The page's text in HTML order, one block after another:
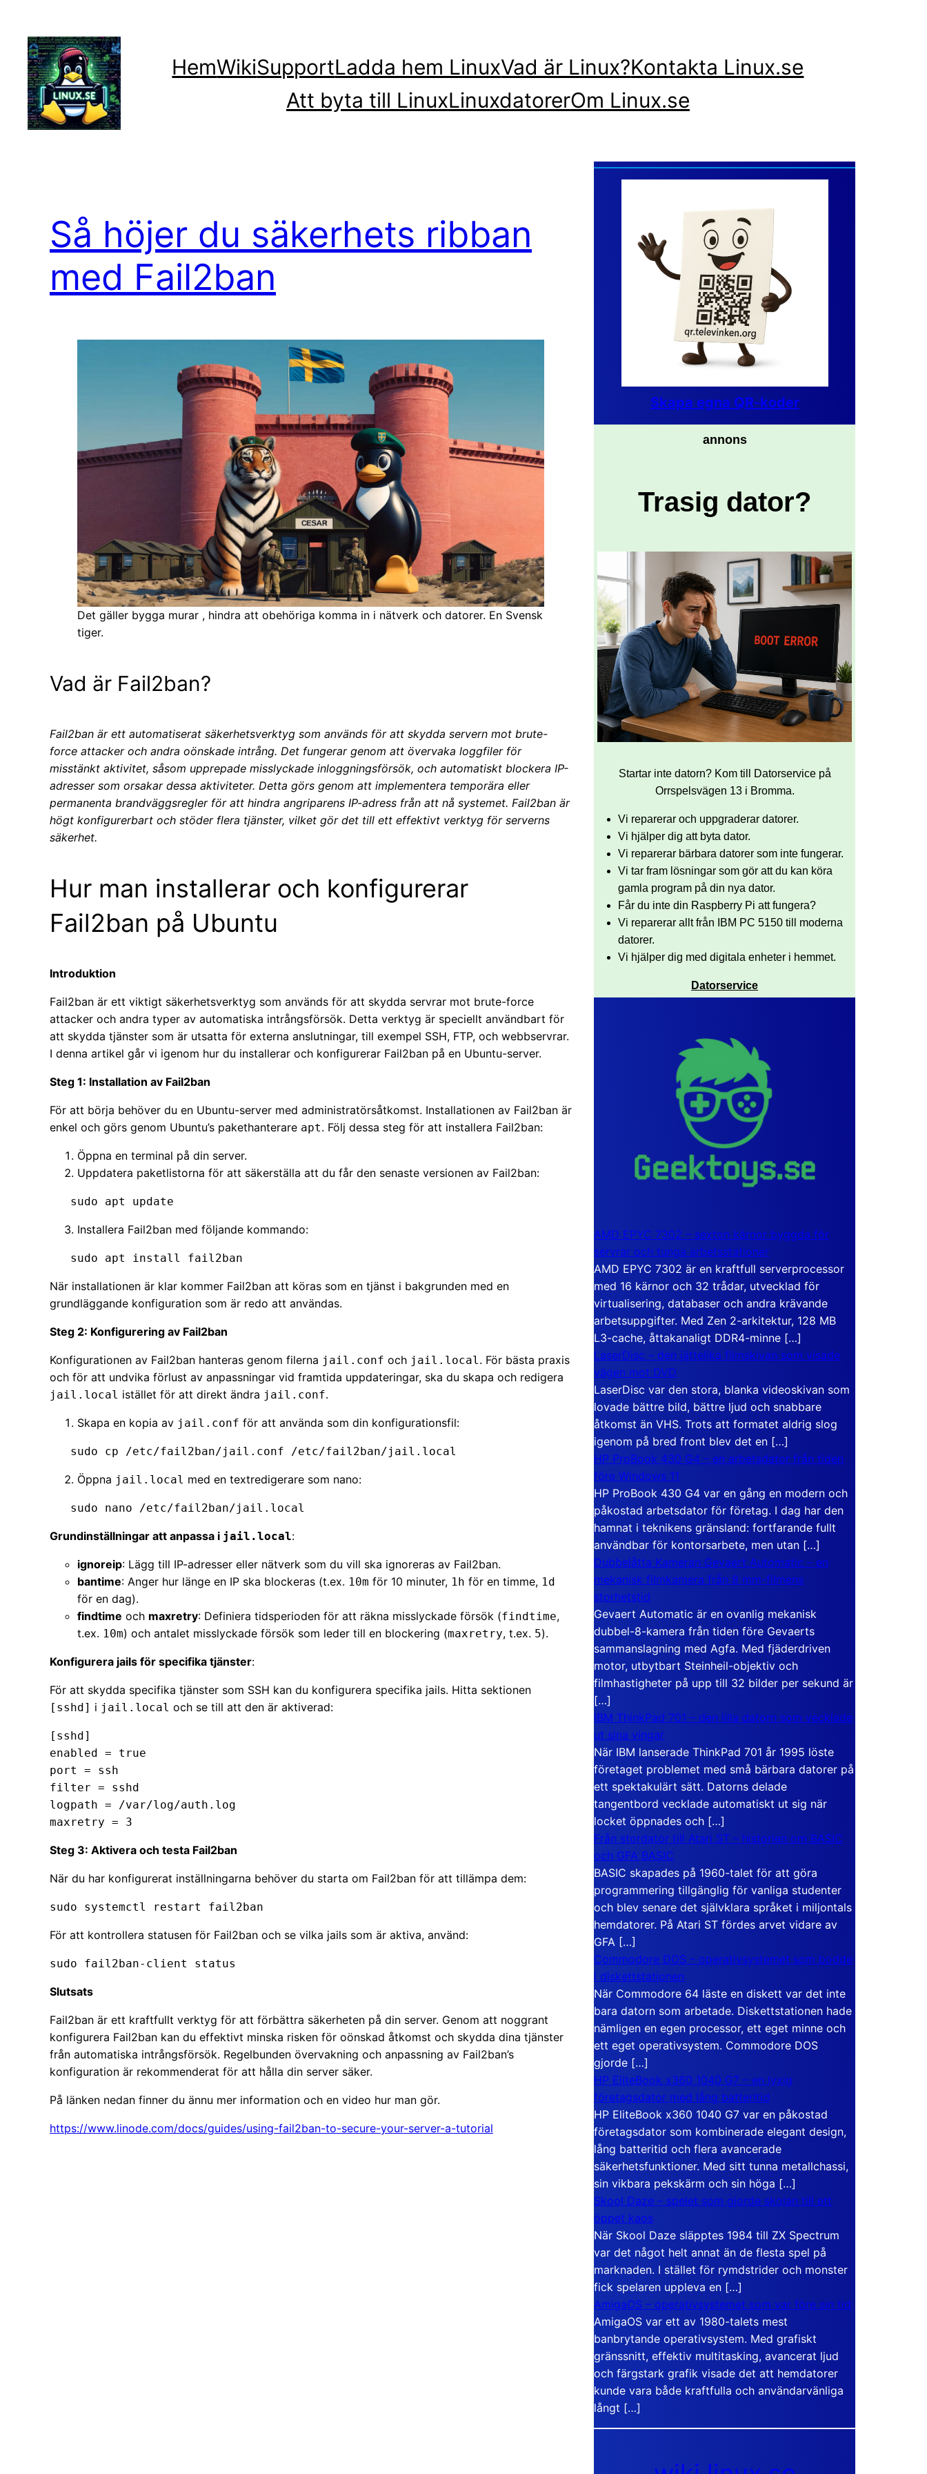
innehåll
HemWikiSupportLadda hem LinuxVad är Linux?Kontakta Linux.se
Att byta till LinuxLinuxdatorerOm Linux.se
Så höjer du säkerhets ribban
med Fail2ban
Det gäller bygga murar , hindra att obehöriga komma in i nätverk och datorer. En Svensk
tiger.
Vad är Fail2ban?
Fail2ban är ett automatiserat säkerhetsverktyg som används för att skydda servern mot brute-
force attacker och andra oönskade intrång. Det fungerar genom att övervaka loggfiler för
misstänkt aktivitet, såsom upprepade misslyckade inloggningsförsök, och automatiskt blockera IP-
adresser som orsakar dessa aktiviteter. Detta görs genom att implementera temporära eller
permanenta brandväggsregler för att hindra angriparens IP-adress från att nå systemet. Fail2ban är
högt konfigurerbart och stöder flera tjänster, vilket gör det till ett effektivt verktyg för serverns
säkerhet.
Hur man installerar och konfigurerar
Fail2ban på Ubuntu
Introduktion
Fail2ban är ett viktigt säkerhetsverktyg som används för att skydda servrar mot brute-force
attacker och andra typer av automatiska intrångsförsök. Detta verktyg är speciellt användbart för
att skydda tjänster som är utsatta för externa anslutningar, till exempel SSH, FTP, och webbservrar.
I denna artikel går vi igenom hur du installerar och konfigurerar Fail2ban på en Ubuntu-server.
Steg 1: Installation av Fail2ban
För att börja behöver du en Ubuntu-server med administratörsåtkomst. Installationen av Fail2ban är
enkel och görs genom Ubuntu’s pakethanterare apt. Följ dessa steg för att installera Fail2ban:
Öppna en terminal på din server.
Uppdatera paketlistorna för att säkerställa att du får den senaste versionen av Fail2ban:
   sudo apt update
Installera Fail2ban med följande kommando:
   sudo apt install fail2ban
När installationen är klar kommer Fail2ban att köras som en tjänst i bakgrunden med en
grundläggande konfiguration som är redo att användas.
Steg 2: Konfigurering av Fail2ban
Konfigurationen av Fail2ban hanteras genom filerna jail.conf och jail.local . För bästa praxis
och för att undvika förlust av anpassningar vid framtida uppdateringar, ska du skapa och redigera
jail.local istället för att direkt ändra jail.conf.
Skapa en kopia av jail.conf för att använda som din konfigurationsfil:
   sudo cp /etc/fail2ban/jail.conf /etc/fail2ban/jail.local
Öppna jail.local med en textredigerare som nano:
   sudo nano /etc/fail2ban/jail.local
Grundinställningar att anpassa i jail.local:
ignoreip: Lägg till IP-adresser eller nätverk som du vill ska ignoreras av Fail2ban.
bantime: Anger hur länge en IP ska blockeras (t.ex. 10m för 10 minuter, 1h för en timme, 1d
för en dag).
findtime och maxretry: Definiera tidsperioden för att räkna misslyckade försök (findtime,
t.ex. 10m) och antalet misslyckade försök som leder till en blockering (maxretry, t.ex. 5).
Konfigurera jails för specifika tjänster:
För att skydda specifika tjänster som SSH kan du konfigurera specifika jails. Hitta sektionen
[sshd] i jail.local och se till att den är aktiverad:
[sshd]
enabled = true
port = ssh
filter = sshd
logpath = /var/log/auth.log
maxretry = 3
Steg 3: Aktivera och testa Fail2ban
När du har konfigurerat inställningarna behöver du starta om Fail2ban för att tillämpa dem:
sudo systemctl restart fail2ban
För att kontrollera statusen för Fail2ban och se vilka jails som är aktiva, använd:
sudo fail2ban-client status
Slutsats
Fail2ban är ett kraftfullt verktyg för att förbättra säkerheten på din server. Genom att noggrant
konfigurera Fail2ban kan du effektivt minska risken för oönskad åtkomst och skydda dina tjänster
från automatiska intrångsförsök. Regelbunden övervakning och anpassning av Fail2ban’s
konfiguration är rekommenderat för att hålla din server säker.
På länken nedan finner du ännu mer information och en video hur man gör.
https://www.linode.com/docs/guides/using-fail2ban-to-secure-your-server-a-tutorial
Skapa egna QR-koder
annons
Trasig dator?
Startar inte datorn? Kom till Datorservice på
Orrspelsvägen 13 i Bromma.
Vi reparerar och uppgraderar datorer.
Vi hjälper dig att byta dator.
Vi reparerar bärbara datorer som inte fungerar.
Vi tar fram lösningar som gör att du kan köra
gamla program på din nya dator.
Får du inte din Raspberry Pi att fungera?
Vi reparerar allt från IBM PC 5150 till moderna
datorer.
Vi hjälper dig med digitala enheter i hemmet.
Datorservice
AMD EPYC 7302 – sexton kärnor byggda för
servrar och tunga arbetsstationer
AMD EPYC 7302 är en kraftfull serverprocessor
med 16 kärnor och 32 trådar, utvecklad för
virtualisering, databaser och andra krävande
arbetsuppgifter. Med Zen 2-arkitektur, 128 MB
L3-cache, åttakanaligt DDR4-minne […]
LaserDisc – den jättelika filmskivan som visade
vägen mot DVD
LaserDisc var den stora, blanka videoskivan som
lovade bättre bild, bättre ljud och snabbare
åtkomst än VHS. Trots att formatet aldrig slog
igenom på bred front blev det en […]
HP ProBook 430 G4 – en arbetsdator från tiden
före Windows 11
HP ProBook 430 G4 var en gång en modern och
påkostad arbetsdator för företag. I dag har den
hamnat i teknikens gränsland: fortfarande fullt
användbar för kontorsarbete, men utan […]
Dubbelåtta Kameran Gevaert Automatic – en
mekanisk filmkamera från 8 mm-filmens
storhetstid
Gevaert Automatic är en ovanlig mekanisk
dubbel-8-kamera från tiden före Gevaerts
sammanslagning med Agfa. Med fjäderdriven
motor, utbytbart Steinheil-objektiv och
filmhastigheter på upp till 32 bilder per sekund är
[…]
IBM ThinkPad 701 – den lilla datorn som vecklade
ut sina vingar
När IBM lanserade ThinkPad 701 år 1995 löste
företaget problemet med små bärbara datorer på
ett spektakulärt sätt. Datorns delade
tangentbord vecklade automatiskt ut sig när
locket öppnades och […]
Från stordator till Atari ST – historien om BASIC
och GFA BASIC
BASIC skapades på 1960-talet för att göra
programmering tillgänglig för vanliga studenter
och blev senare det självklara språket i miljontals
hemdatorer. På Atari ST fördes arvet vidare av
GFA […]
Commodore DOS – operativsystemet som bodde
i diskettstationen
När Commodore 64 läste en diskett var det inte
bara datorn som arbetade. Diskettstationen hade
nämligen en egen processor, ett eget minne och
ett eget operativsystem. Commodore DOS
gjorde […]
HP EliteBook x360 1040 G7 – en lyxig
företagsdator med lång batteritid
HP EliteBook x360 1040 G7 var en påkostad
företagsdator som kombinerade elegant design,
lång batteritid och flera avancerade
säkerhetsfunktioner. Med sitt tunna metallchassi,
sin vikbara pekskärm och sin höga […]
Skool Daze – spelet som gjorde skolan till ett
öppet kaos
När Skool Daze släpptes 1984 till ZX Spectrum
var det något helt annat än de flesta spel på
marknaden. I stället för rymdstrider och monster
fick spelaren uppleva en […]
AmigaOS – operativsystemet som var före sin tid
AmigaOS var ett av 1980-talets mest
banbrytande operativsystem. Med grafiskt
gränssnitt, effektiv multitasking, avancerat ljud
och färgstark grafik visade det att hemdatorer
kunde vara både kraftfulla och användarvänliga
långt […]